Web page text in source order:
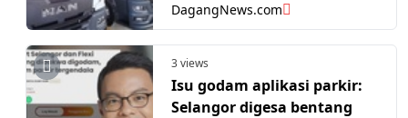
DagangNews.com
3 views
Isu godam aplikasi parkir:
Selangor digesa bentang